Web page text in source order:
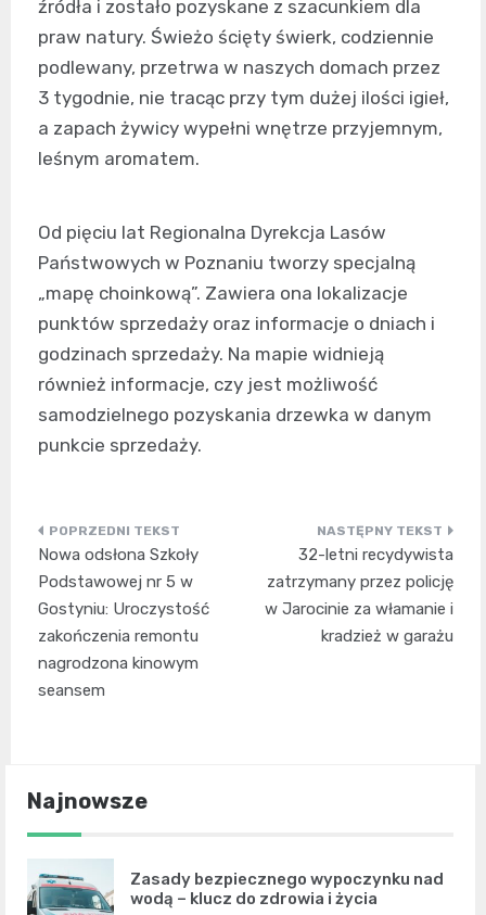
źródła i zostało pozyskane z szacunkiem dla
praw natury. Świeżo ścięty świerk, codziennie
podlewany, przetrwa w naszych domach przez
3 tygodnie, nie tracąc przy tym dużej ilości igieł,
a zapach żywicy wypełni wnętrze przyjemnym,
leśnym aromatem.
Od pięciu lat Regionalna Dyrekcja Lasów
Państwowych w Poznaniu tworzy specjalną
„mapę choinkową”. Zawiera ona lokalizacje
punktów sprzedaży oraz informacje o dniach i
godzinach sprzedaży. Na mapie widnieją
również informacje, czy jest możliwość
samodzielnego pozyskania drzewka w danym
punkcie sprzedaży.
Nawigacja
wpisu
Nowa odsłona Szkoły
Podstawowej nr 5 w
Gostyniu: Uroczystość
zakończenia remontu
nagrodzona kinowym
seansem
32-letni recydywista
zatrzymany przez policję
w Jarocinie za włamanie i
kradzież w garażu
Najnowsze
Zasady bezpiecznego wypoczynku nad
wodą – klucz do zdrowia i życia